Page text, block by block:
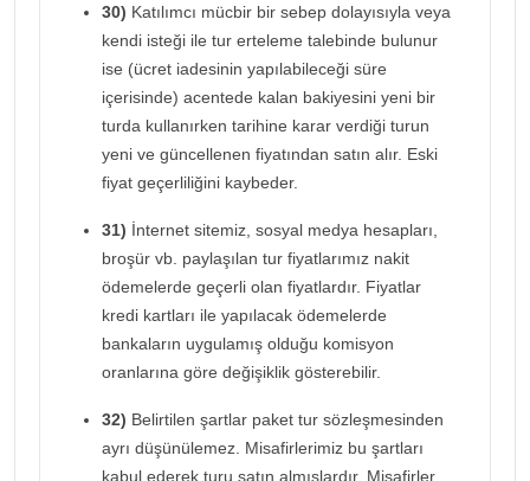
30) Katılımcı mücbir bir sebep dolayısıyla veya
kendi isteği ile tur erteleme talebinde bulunur
ise (ücret iadesinin yapılabileceği süre
içerisinde) acentede kalan bakiyesini yeni bir
turda kullanırken tarihine karar verdiği turun
yeni ve güncellenen fiyatından satın alır. Eski
fiyat geçerliliğini kaybeder.
31) İnternet sitemiz, sosyal medya hesapları,
broşür vb. paylaşılan tur fiyatlarımız nakit
ödemelerde geçerli olan fiyatlardır. Fiyatlar
kredi kartları ile yapılacak ödemelerde
bankaların uygulamış olduğu komisyon
oranlarına göre değişiklik gösterebilir.
32) Belirtilen şartlar paket tur sözleşmesinden
ayrı düşünülemez. Misafirlerimiz bu şartları
kabul ederek turu satın almışlardır. Misafirler